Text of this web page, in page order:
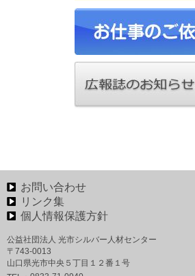
お問い合わせ
リンク集
個人情報保護方針
公益社団法人 光市シルバー人材センター
〒743-0013
山口県光市中央５丁目１２番１号